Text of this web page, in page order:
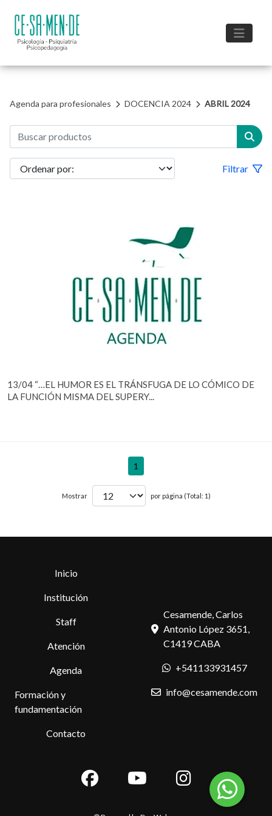
Agenda para profesionales DOCENCIA 2024 ABRIL 2024
Filtrar
13/04 “…EL HUMOR ES EL TRÁNSFUGA DE LO CÓMICO DE
LA FUNCIÓN MISMA DEL SUPERY...
1
Mostrar por página (Total: 1)
Inicio
Institución
Staff
Atención
Agenda
Formación y
fundamentación
Contacto
Cesamende, Carlos
Antonio López 3651,
C1419 CABA
+541133931457
info@cesamende.com